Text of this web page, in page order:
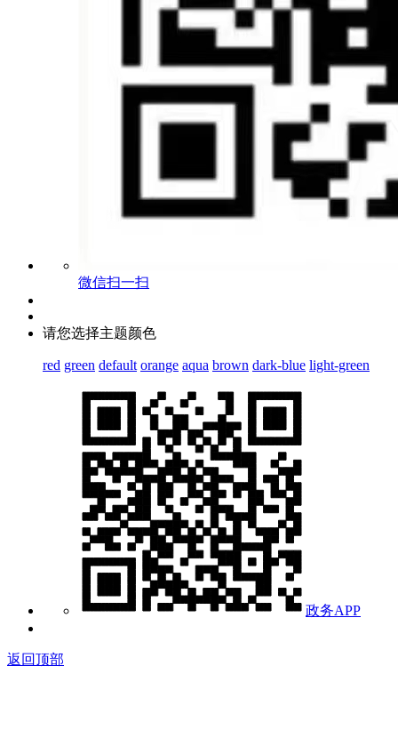
微信扫一扫
请您选择主题颜色
red green default orange aqua brown dark-blue light-green
政务APP
返回顶部